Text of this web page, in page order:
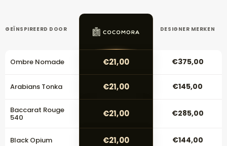
GEÏNSPIREERD DOOR DESIGNER MERKEN
Ombre Nomade €21,00 €375,00
Arabians Tonka €21,00 €145,00
Baccarat Rouge
540 €21,00 €285,00
Black Opium €21,00 €144,00